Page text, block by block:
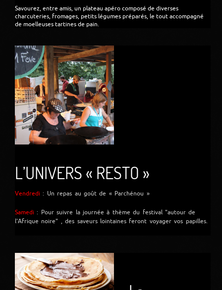
Savourez, entre amis, un plateau apéro composé de diverses
charcuteries, fromages, petits légumes préparés, le tout accompagné
de moelleuses tartines de pain.
L’UNIVERS « RESTO »
Vendredi : Un repas au goût de « Parchénou »
Samedi : Pour suivre la journée à thème du festival "autour de
l'Afrique noire" , des saveurs lointaines feront voyager vos papilles.